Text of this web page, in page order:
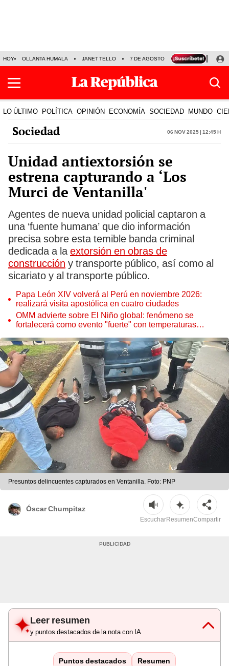
HOY OLLANTA HUMALA JANET TELLO 7 DE AGOSTO TINKA RESULTADOS
LO ÚLTIMO POLÍTICA OPINIÓN ECONOMÍA SOCIEDAD MUNDO
Sociedad 06 Nov 2025 | 12:45 h
Unidad antiextorsión se
estrena capturando a ‘Los
Murci de Ventanilla'
Agentes de nueva unidad policial captaron a
una ‘fuente humana’ que dio información
precisa sobre esta temible banda criminal
dedicada a la extorsión en obras de
construcción y transporte público, así como al
sicariato y al transporte público.
Papa León XIV volverá al Perú en noviembre 2026:
realizará visita apostólica en cuatro ciudades
OMM advierte sobre El Niño global: fenómeno se
fortalecerá como evento "fuerte" con temperaturas
Presuntos delincuentes capturados en Ventanilla. Foto: PNP
Óscar Chumpitaz
EscucharResumenCompartir
Leer resumen
y puntos destacados de la nota con IA
Puntos destacados Resumen